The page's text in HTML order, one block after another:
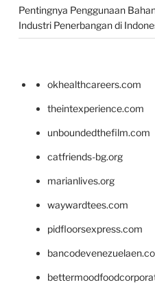
Pentingnya Penggunaan
Industri Penerbangan di
okhealthcareers.com
theintexperience.com
unboundedthefilm.com
catfriends-bg.org
marianlives.org
waywardtees.com
pidfloorsexpress.com